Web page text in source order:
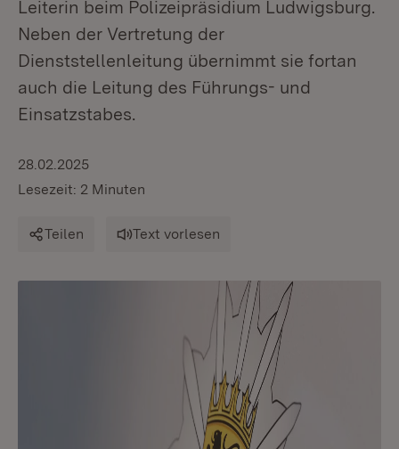
Leiterin beim Polizeipräsidium Ludwigsburg.
Neben der Vertretung der
Dienststellenleitung übernimmt sie fortan
auch die Leitung des Führungs- und
Einsatzstabes.
28.02.2025
Lesezeit: 2 Minuten
Teilen Text vorlesen